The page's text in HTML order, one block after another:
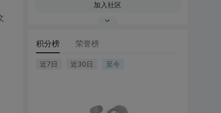
加入社区
积分榜 荣誉榜
近7日 近30日 至今